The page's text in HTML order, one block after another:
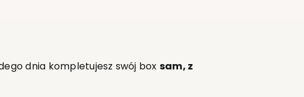
dnia kompletujesz swój box sam, z